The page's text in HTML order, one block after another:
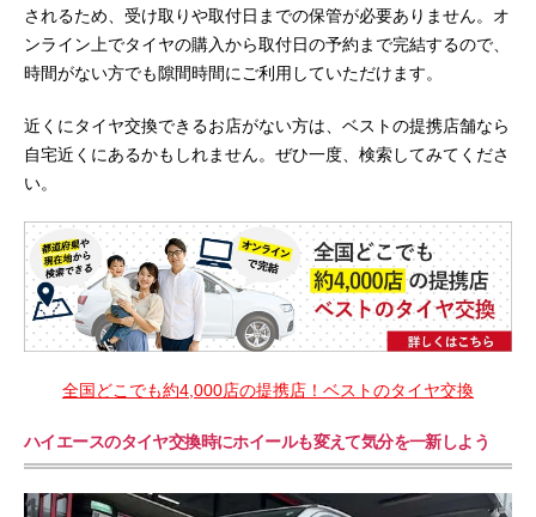
されるため、受け取りや取付日までの保管が必要ありません。オ
ンライン上でタイヤの購入から取付日の予約まで完結するので、
時間がない方でも隙間時間にご利用していただけます。
近くにタイヤ交換できるお店がない方は、ベストの提携店舗なら
自宅近くにあるかもしれません。ぜひ一度、検索してみてくださ
い。
全国どこでも約4,000店の提携店！ベストのタイヤ交換
ハイエースのタイヤ交換時にホイールも変えて気分を一新しよう